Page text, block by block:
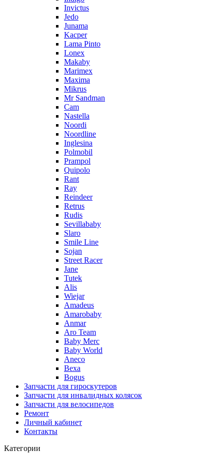
Invictus
Jedo
Junama
Kacper
Lama Pinto
Lonex
Makaby
Marimex
Maxima
Mikrus
Mr Sandman
Cam
Nastella
Noordi
Noordline
Inglesina
Polmobil
Prampol
Quipolo
Rant
Ray
Reindeer
Retrus
Rudis
Sevillababy
Slaro
Smile Line
Sojan
Street Racer
Jane
Tutek
Alis
Wiejar
Amadeus
Amarobaby
Anmar
Aro Team
Baby Merc
Baby World
Aneco
Bexa
Bogus
Запчасти для гироскутеров
Запчасти для инвалидных колясок
Запчасти для велосипедов
Ремонт
Личный кабинет
Контакты
Категории